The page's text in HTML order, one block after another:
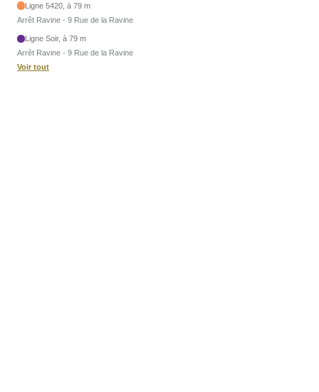
Ligne 5420, à 79 m
Arrêt Ravine - 9 Rue de la Ravine
Ligne Soir, à 79 m
Arrêt Ravine - 9 Rue de la Ravine
Voir tout